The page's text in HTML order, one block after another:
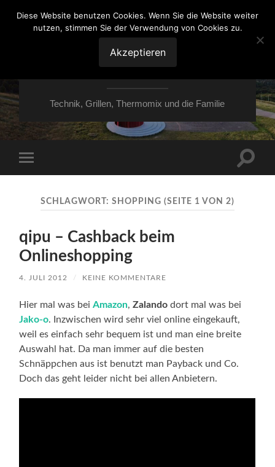
VON ESSEN ÜBER
HESSEN NACH
MOERS
Technik, Grillen, Thermomix und die Familie
Menü
SCHLAGWORT: SHOPPING (SEITE 1 VON 2)
qipu – Cashback beim
Onlineshopping
4. JULI 2012 / KEINE KOMMENTARE
Hier mal was beiAmazon,Zalando dort mal was bei
Jako-o. Inzwischen wird sehr viel online eingekauft,
weil es einfach sehr bequem ist und man eine breite
Auswahl hat. Da man immer auf die besten
Schnäppchen aus ist benutzt man Payback und Co.
Doch das geht leider nicht bei allen Anbietern.
Diese Website benutzen Cookies. Wenn Sie die Website weiter
nutzen, stimmen Sie der Verwendung von Cookies zu.
Akzeptieren